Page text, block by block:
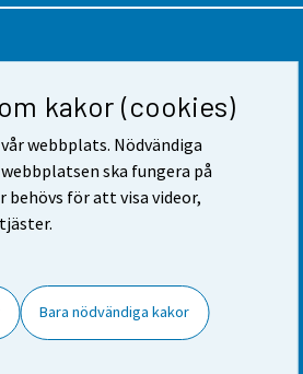
kakor (cookies)
webbplats. Nödvändiga
ska fungera på
behövs för att visa videor,
Bara nödvändiga kakor